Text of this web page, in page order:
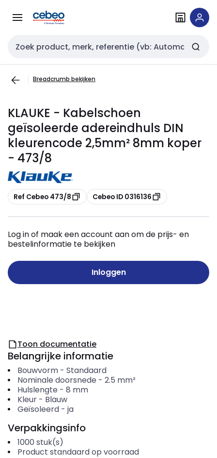
naar
naar
Zoekveld invoer
Breadcrumb bekijken
KLAUKE - Kabelschoen
geïsoleerde adereindhuls DIN
kleurencode 2,5mm² 8mm koper
- 473/8
Kopiëren
Ref Cebeo 473/8 Kopiëren
Cebeo ID 0316136
Log in of maak een account aan om de prijs- en
bestelinformatie te bekijken
Inloggen
Toon documentatie
Belangrijke informatie
Bouwvorm- Standaard
Nominale doorsnede - 2.5 mm²
Hulslengte - 8 mm
Kleur- Blauw
Geïsoleerd- ja
Verpakkingsinfo
1000 stuk(s)
Product standaard op voorraad